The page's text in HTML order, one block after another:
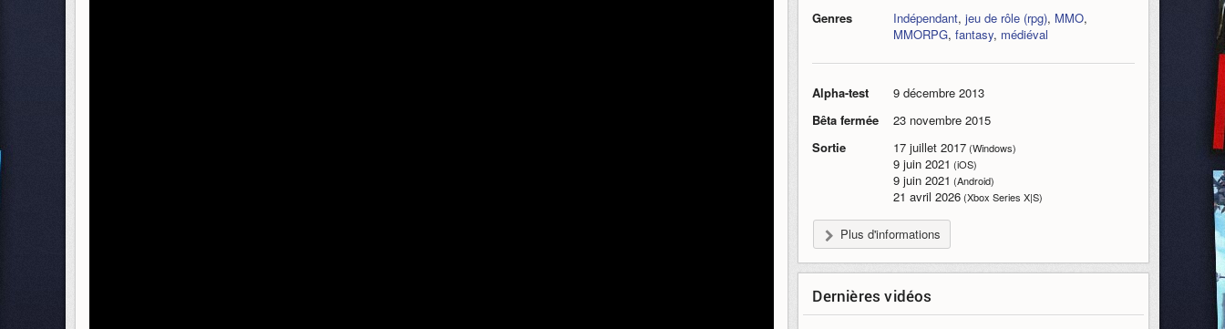
Genres
Indépendant,jeu de rôle (rpg), MMO,
MMORPG,fantasy, médiéval
Alpha-test
9 décembre 2013
Bêta fermée
23 novembre 2015
Sortie
17 juillet 2017(Windows)
9 juin 2021 (iOS)
9 juin 2021 (Android)
21 avril 2026(Xbox Series X|S)
Plus d'informations
Dernières vidéos